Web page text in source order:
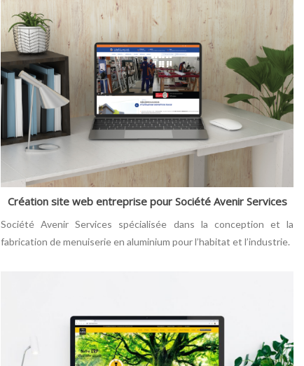
Création site web entreprise pour Société Avenir Services
Société Avenir Services spécialisée dans la conception et la
fabrication de menuiserie en aluminium pour l’habitat et l’industrie.